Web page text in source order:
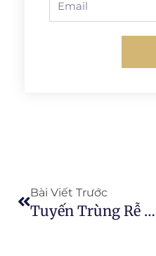
Bài Viết Trước
Tuyến Trùng Rễ Mập Đe Dọa Sản Xuất Củ Cải Đường